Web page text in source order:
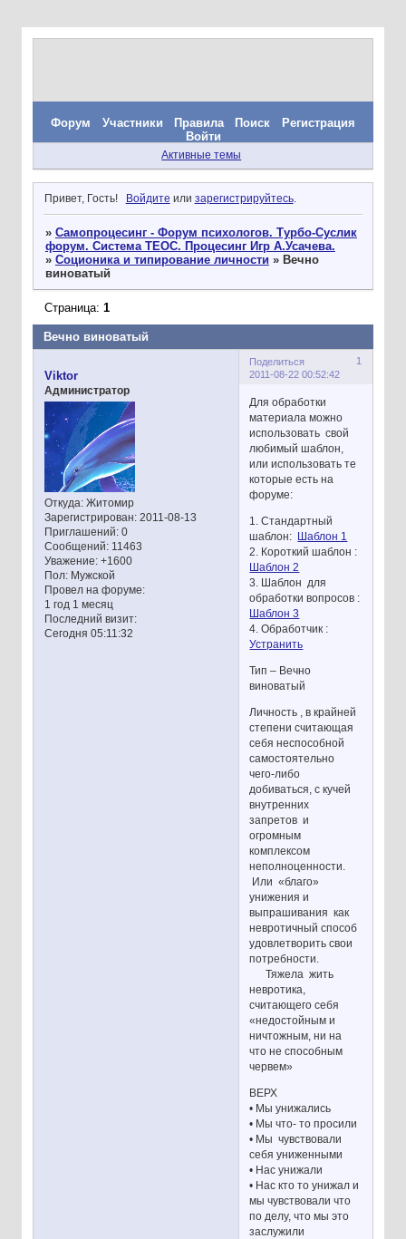
Форум Участники Правила Поиск
Регистрация
Войти
Активные темы
Привет, Гость! Войдите или зарегистрируйтесь.
» Самопроцесинг - Форум психологов. Турбо-Суслик
форум. Система ТЕОС. Процесинг Игр А.Усачева.
» Соционика и типирование личности » Вечно
виноватый
Вечно виноватый
Страница: 1
Поделиться
1
2011-08-22 00:52:42
Viktor
Администратор
Откуда:Житомир
Зарегистрирован: 2011-08-13
Приглашений:0
Сообщений:11463
Уважение: +1600
Пол:Мужской
Провел на форуме:
1 год 1 месяц
Последний визит:
Сегодня 05:11:32
Для обработки
материала можно
использовать свой
любимый шаблон,
или использовать те
которые есть на
форуме:
1. Стандартный
шаблон: Шаблон 1
2. Короткий шаблон :
Шаблон 2
3. Шаблон для
обработки вопросов :
Шаблон 3
4. Обработчик :
Устранить
Тип – Вечно
виноватый
Личность , в крайней
степени считающая
себя неспособной
самостоятельно
чего-либо
добиваться, с кучей
внутренних
запретов и
огромным
комплексом
неполноценности.
Или «благо»
унижения и
выпрашивания как
невротичный способ
удовлетворить свои
потребности.
Тяжела жить
невротика,
считающего себя
«недостойным и
ничтожным, ни на
что не способным
червем»
ВЕРХ
• Мы унижались
• Мы что- то просили
• Мы чувствовали
себя униженными
• Нас унижали
• Нас кто то унижал и
мы чувствовали что
по делу, что мы это
заслужили